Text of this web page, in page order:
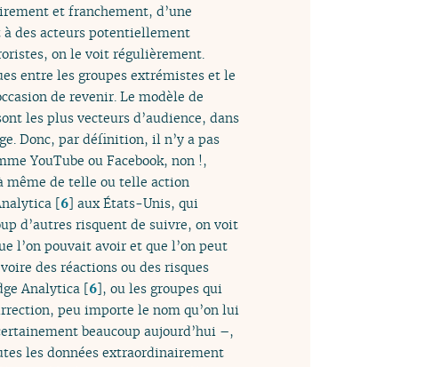
et franchement, d’une
à des acteurs potentiellement
on le voit régulièrement.
entre les groupes extrémistes et le
de revenir. Le modèle de
les plus vecteurs d’audience, dans
Donc, par définition, il n’y a pas
YouTube ou Facebook, non !,
même de telle ou telle action
[6] aux États-Unis, qui
d’autres risquent de suivre, on voit
l’on pouvait avoir et que l’on peut
des réactions ou des risques
Analytica [6], ou les groupes qui
peu importe le nom qu’on lui
beaucoup aujourd’hui –,
les données extraordinairement